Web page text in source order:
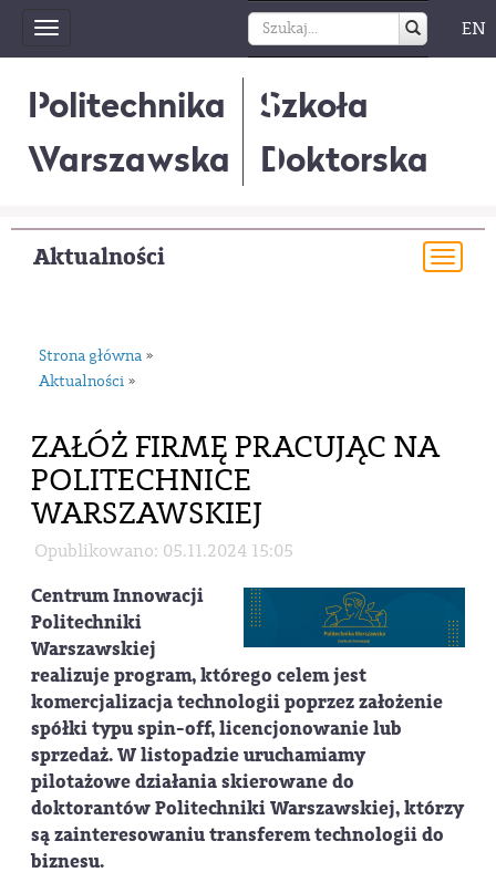
Toggle
navigation
EN
Politechnika
Warszawska
Szkoła
Doktorska
Aktualności
Strona główna »
Aktualności »
ZAŁÓŻ FIRMĘ PRACUJĄC NA
POLITECHNICE
WARSZAWSKIEJ
Opublikowano: 05.11.2024 15:05
Centrum Innowacji
Politechniki
Warszawskiej
realizuje program, którego celem jest
komercjalizacja technologii poprzez założenie
spółki typu spin-off, licencjonowanie lub
sprzedaż. W listopadzie uruchamiamy
pilotażowe działania skierowane do
doktorantów Politechniki Warszawskiej, którzy
są zainteresowaniu transferem technologii do
biznesu.